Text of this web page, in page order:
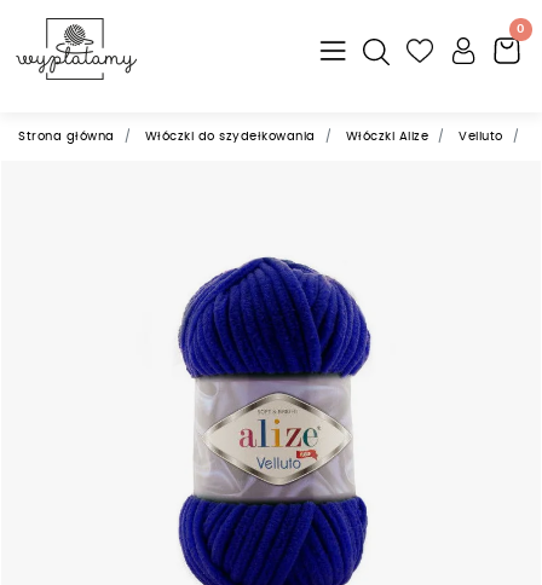
0
Strona główna Włóczki do szydełkowania Włóczki Alize Velluto